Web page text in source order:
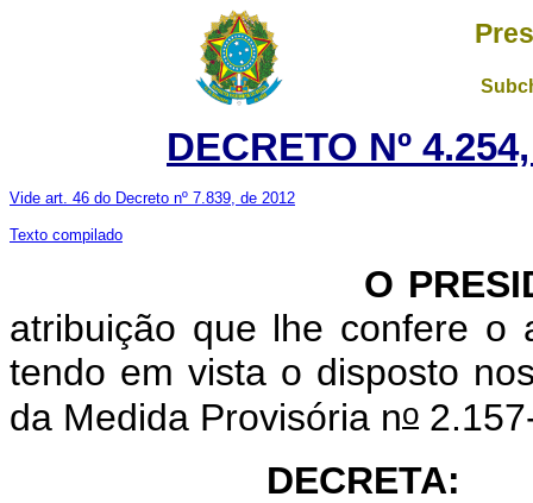
DECRETO Nº
Vide art. 46 do Decreto nº 7.839, de 2012
Texto compilado
O
atribuição que lhe confere o
tendo em vista o disposto
da Medida Provisória no
DECRETA: